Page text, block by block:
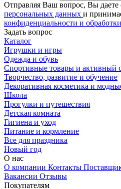
Отправляя Ваш вопрос, Вы даете
персональных данных и
конфиденциальности и
Задать вопрос
Каталог
Игрушки и игры
Одежда и обувь
Спортивные товары и активный
Творчество, развитие и обучение
Декоративная косметика и
Школа
Прогулки и путешествия
Детская комната
Гигиена и уход
Питание и кормление
Все для праздника
Новый год
О нас
О компании Контакты
Вакансии Отзывы
Покупателям